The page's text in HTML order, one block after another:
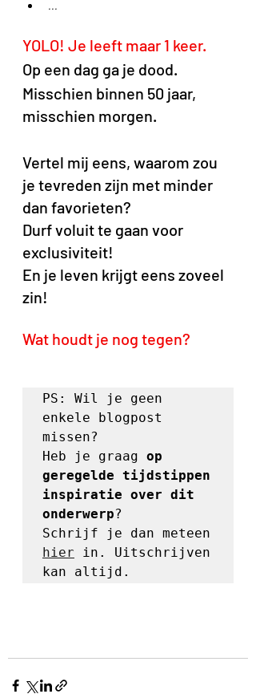
...
YOLO! Je leeft maar 1 keer.
Op een dag ga je dood.
Misschien binnen 50 jaar,
misschien morgen.
Vertel mij eens, waarom zou
je tevreden zijn met minder
dan favorieten?
Durf voluit te gaan voor
exclusiviteit!
En je leven krijgt eens zoveel
zin!
Wat houdt je nog tegen?
PS: Wil je geen
enkele blogpost
missen?
Heb je graag op
geregelde tijdstippen
inspiratie over dit
onderwerp?
hier in. Uitschrijven
kan altijd.